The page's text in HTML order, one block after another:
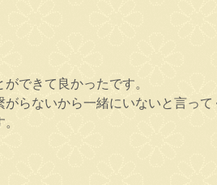
できて良かったです。
らないから一緒にいないと言って